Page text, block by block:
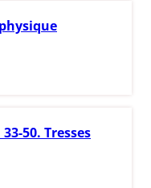
50. Tresses